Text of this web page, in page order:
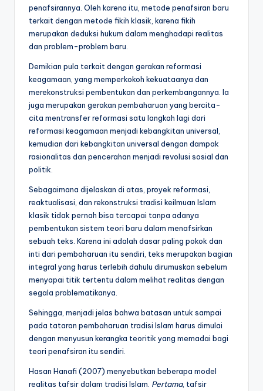
penafsirannya. Oleh karena itu, metode penafsiran baru
terkait dengan metode fikih klasik, karena fikih
merupakan deduksi hukum dalam menghadapi realitas
dan problem-problem baru.
Demikian pula terkait dengan gerakan reformasi
keagamaan, yang memperkokoh kekuataanya dan
merekonstruksi pembentukan dan perkembangannya. Ia
juga merupakan gerakan pembaharuan yang bercita-
cita mentransfer reformasi satu langkah lagi dari
reformasi keagamaan menjadi kebangkitan universal,
kemudian dari kebangkitan universal dengan dampak
rasionalitas dan pencerahan menjadi revolusi sosial dan
politik.
Sebagaimana dijelaskan di atas, proyek reformasi,
reaktualisasi, dan rekonstruksi tradisi keilmuan Islam
klasik tidak pernah bisa tercapai tanpa adanya
pembentukan sistem teori baru dalam menafsirkan
sebuah teks. Karena ini adalah dasar paling pokok dan
inti dari pembaharuan itu sendiri, teks merupakan bagian
integral yang harus terlebih dahulu dirumuskan sebelum
menyapai titik tertentu dalam melihat realitas dengan
segala problematikanya.
Sehingga, menjadi jelas bahwa batasan untuk sampai
pada tataran pembaharuan tradisi Islam harus dimulai
dengan menyusun kerangka teoritik yang memadai bagi
teori penafsiran itu sendiri.
Hasan Hanafi (2007) menyebutkan beberapa model
realitas tafsir dalam tradisi Islam. Pertama, tafsir